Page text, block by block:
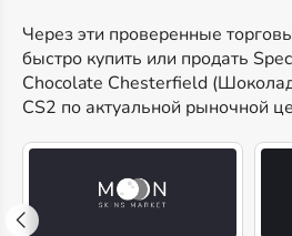
Через эти проверенные
быстро купить или продать
Chocolate Chesterfield
CS2 по актуальной рыночной